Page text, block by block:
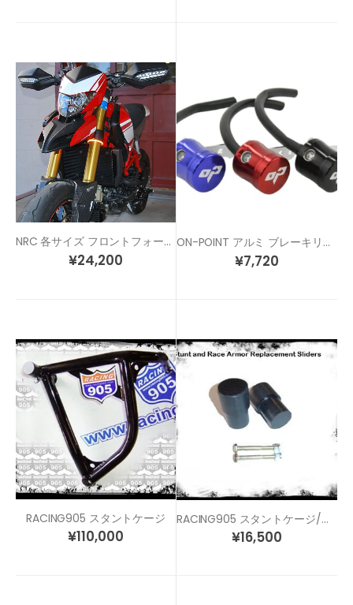
NRC 各サイズ フロントフォーククランプ LED ウィンカー
¥24,200
ON-POINT アルミ ブレーキリザーバー タンク
¥7,720
RACING905 スタントケージ
¥110,000
RACING905 スタントケージ/レースアーマー リペアスライダー
¥16,500